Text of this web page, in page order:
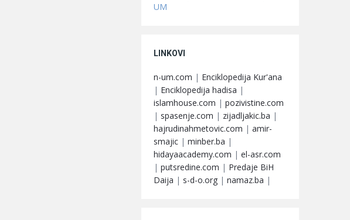
UM
LINKOVI
n-um.com | Enciklopedija Kur'ana
| Enciklopedija hadisa |
islamhouse.com | pozivistine.com
| spasenje.com | zijadljakic.ba |
hajrudinahmetovic.com | amir-
smajic | minber.ba |
hidayaacademy.com | el-asr.com
| putsredine.com | Predaje BiH
Daija | s-d-o.org | namaz.ba |